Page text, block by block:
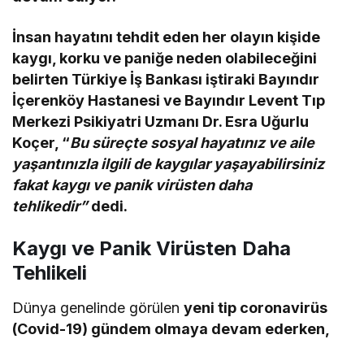
İnsan hayatını tehdit eden her olayın kişide
kaygı, korku ve paniğe neden olabileceğini
belirten Türkiye İş Bankası iştiraki Bayındır
İçerenköy Hastanesi ve Bayındır Levent Tıp
Merkezi Psikiyatri Uzmanı Dr. Esra Uğurlu
Koçer, “Bu süreçtesosyal hayatınız ve aile
yaşantınızla ilgili de kaygılar yaşayabilirsiniz
fakatkaygı ve panik virüsten daha
tehlikedir”dedi.
Kaygı ve Panik Virüsten Daha
Tehlikeli
Dünya genelinde görülenyeni tip coronavirüs
(Covid-19) gündem olmaya devam ederken,